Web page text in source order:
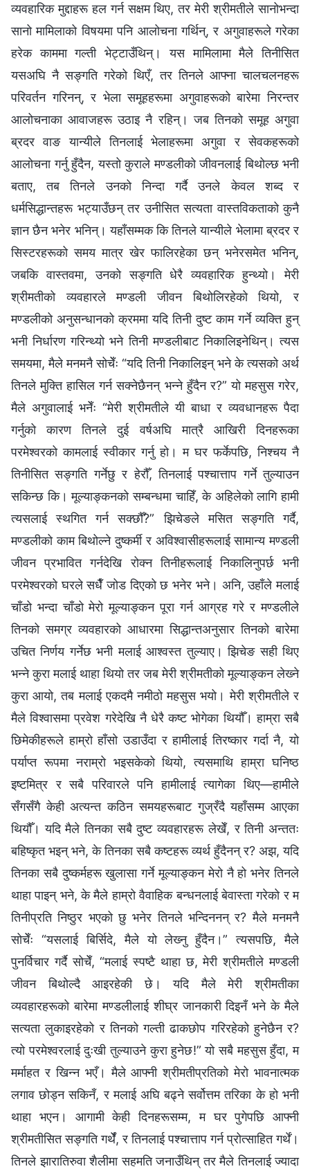
व्यवहारिक मुद्दाहरू हल गर्न सक्षम थिए, तर मेरी श्रीमतीले सानोभन्दा
सानो मामिलाको विषयमा पनि आलोचना गर्थिन्, र अगुवाहरूले गरेका
हरेक काममा गल्ती भेट्टाउँथिन्। यस मामिलामा मैले तिनीसित
यसअघि नै सङ्गति गरेको थिएँ, तर तिनले आफ्ना चालचलनहरू
परिवर्तन गरिनन्, र भेला समूहहरूमा अगुवाहरूको बारेमा निरन्तर
आलोचनाका आवाजहरू उठाइ नै रहिन्। जब तिनको समूह अगुवा
ब्रदर वाङ यान्यीले तिनलाई भेलाहरूमा अगुवा र सेवकहरूको
आलोचना गर्नु हुँदैन, यस्तो कुराले मण्डलीको जीवनलाई बिथोल्छ भनी
बताए, तब तिनले उनको निन्दा गर्दै उनले केवल शब्द र
धर्मसिद्धान्तहरू भट्याउँछन् तर उनीसित सत्यता वास्तविकताको कुनै
ज्ञान छैन भनेर भनिन्। यहाँसम्मक कि तिनले यान्यीले भेलामा ब्रदर र
सिस्टरहरूको समय मात्र खेर फालिरहेका छन् भनेरसमेत भनिन्,
जबकि वास्तवमा, उनको सङ्गति धेरै व्यवहारिक हुन्थ्यो। मेरी
श्रीमतीको व्यवहारले मण्डली जीवन बिथोलिरहेको थियो, र
मण्डलीको अनुसन्धानको क्रममा यदि तिनी दुष्ट काम गर्ने व्यक्ति हुन्
भनी निर्धारण गरिन्थ्यो भने तिनी मण्डलीबाट निकालिइनेथिन्। त्यस
समयमा, मैले मनमनै सोचेँः “यदि तिनी निकालिइन् भने के त्यसको अर्थ
तिनले मुक्ति हासिल गर्न सक्‍नेछैनन् भन्‍ने हुँदैन र?” यो महसुस गरेर,
मैले अगुवालाई भनेँः “मेरी श्रीमतीले यी बाधा र व्यवधानहरू पैदा
गर्नुको कारण तिनले दुई वर्षअघि मात्रै आखिरी दिनहरूका
परमेश्‍वरको कामलाई स्वीकार गर्नु हो। म घर फर्केपछि, निश्‍चय नै
तिनीसित सङ्गति गर्नेछु र हेरौँ, तिनलाई पश्‍चात्ताप गर्ने तुल्याउन
सकिन्छ कि। मूल्याङ्कनको सम्बन्धमा चाहिँ, के अहिलेको लागि हामी
त्यसलाई स्थगित गर्न सक्छौँ?” झिचेङले मसित सङ्गति गर्दै,
मण्डलीको काम बिथोल्ने दुष्कर्मी र अविश्‍वासीहरूलाई सामान्य मण्डली
जीवन प्रभावित गर्नदेखि रोक्‍न तिनीहरूलाई निकालिनुपर्छ भनी
परमेश्‍वरको घरले सधैँ जोड दिएको छ भनेर भने। अनि, उहाँले मलाई
चाँडो भन्दा चाँडो मेरो मूल्याङ्कन पूरा गर्न आग्रह गरे र मण्डलीले
तिनको समग्र व्यवहारको आधारमा सिद्धान्तअनुसार तिनको बारेमा
उचित निर्णय गर्नेछ भनी मलाई आश्‍वस्त तुल्याए। झिचेङ सही थिए
भन्‍ने कुरा मलाई थाहा थियो तर जब मेरी श्रीमतीको मूल्याङ्कन लेख्‍ने
कुरा आयो, तब मलाई एकदमै नमीठो महसुस भयो। मेरी श्रीमतीले र
मैले विश्‍वासमा प्रवेश गरेदेखि नै धेरै कष्ट भोगेका थियौँ। हाम्रा सबै
छिमेकीहरूले हाम्रो हाँसो उडाउँदा र हामीलाई तिरष्कार गर्दा नै, यो
पर्याप्त रूपमा नराम्रो भइसकेको थियो, त्यसमाथि हाम्रा घनिष्ठ
इष्टमित्र र सबै परिवारले पनि हामीलाई त्यागेका थिए—हामीले
सँगसँगै केही अत्यन्त कठिन समयहरूबाट गुज्रँदै यहाँसम्म आएका
थियौँ। यदि मैले तिनका सबै दुष्ट व्यवहारहरू लेखेँ, र तिनी अन्ततः
बहिष्कृत भइन् भने, के तिनका सबै कष्टहरू व्यर्थ हुँदैनन् र? अझ, यदि
तिनका सबै दुष्कर्महरू खुलासा गर्ने मूल्याङ्कन मेरो नै हो भनेर तिनले
थाहा पाइन् भने, के मैले हाम्रो वैवाहिक बन्धनलाई बेवास्ता गरेको र म
तिनीप्रति निष्ठुर भएको छु भनेर तिनले भन्दिननन् र? मैले मनमनै
सोचेँः “यसलाई बिर्सिदे, मैले यो लेख्‍नु हुँदैन।” त्यसपछि, मैले
पुनर्विचार गर्दै सोचेँ, “मलाई स्पष्टै थाहा छ, मेरी श्रीमतीले मण्डली
जीवन बिथोल्दै आइरहेकी छे। यदि मैले मेरी श्रीमतीका
व्यवहारहरूको बारेमा मण्डलीलाई शीघ्र जानकारी दिइनँ भने के मैले
सत्यता लुकाइरहेको र तिनको गल्ती ढाकछोप गरिरहेको हुनेछैन र?
त्यो परमेश्‍वरलाई दुःखी तुल्याउने कुरा हुनेछ!” यो सबै महसुस हुँदा, म
मर्माहत र खिन्‍न भएँ। मैले आफ्नी श्रीमतीप्रतिको मेरो भावनात्मक
लगाव छोड्न सकिनँ, र मलाई अघि बढ्ने सर्वोत्तम तरिका के हो भनी
थाहा भएन। आगामी केही दिनहरूसम्म, म घर पुगेपछि आफ्नी
श्रीमतीसित सङ्गति गर्थेँ, र तिनलाई पश्‍चात्ताप गर्न प्रोत्साहित गर्थें।
तिनले झारातिरुवा शैलीमा सहमति जनाउँथिन् तर मैले तिनलाई ज्यादा